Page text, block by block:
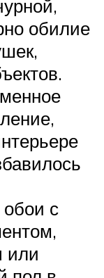
обилие
с
или